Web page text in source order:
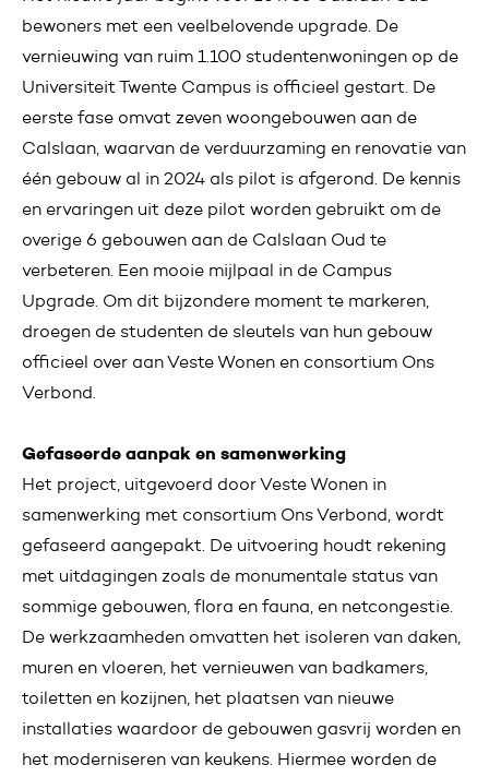
bewoners met een veelbelovende upgrade. De
vernieuwing van ruim 1.100 studentenwoningen op de
Universiteit Twente Campus is officieel gestart. De
eerste fase omvat zeven woongebouwen aan de
Calslaan, waarvan de verduurzaming en renovatie van
één gebouw al in 2024 als pilot is afgerond. De kennis
en ervaringen uit deze pilot worden gebruikt om de
overige 6 gebouwen aan de Calslaan Oud te
verbeteren. Een mooie mijlpaal in de Campus
Upgrade. Om dit bijzondere moment te markeren,
droegen de studenten de sleutels van hun gebouw
officieel over aan Veste Wonen en consortium Ons
Verbond.
Gefaseerde aanpak en samenwerking
Het project, uitgevoerd door Veste Wonen in
samenwerking met consortium Ons Verbond, wordt
gefaseerd aangepakt. De uitvoering houdt rekening
met uitdagingen zoals de monumentale status van
sommige gebouwen, flora en fauna, en netcongestie.
De werkzaamheden omvatten het isoleren van daken,
muren en vloeren, het vernieuwen van badkamers,
toiletten en kozijnen, het plaatsen van nieuwe
installaties waardoor de gebouwen gasvrij worden en
het moderniseren van keukens. Hiermee worden de